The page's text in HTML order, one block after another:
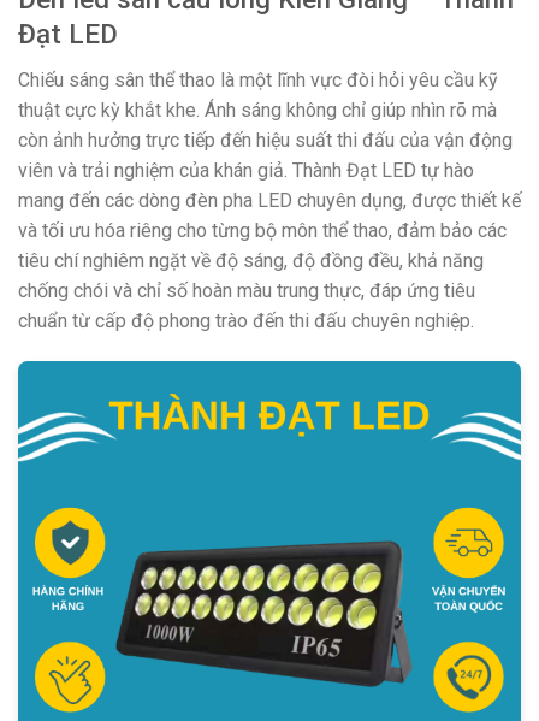
Đạt LED
Chiếu sáng sân thể thao là một lĩnh vực đòi hỏi yêu cầu kỹ
thuật cực kỳ khắt khe. Ánh sáng không chỉ giúp nhìn rõ mà
còn ảnh hưởng trực tiếp đến hiệu suất thi đấu của vận động
viên và trải nghiệm của khán giả. Thành Đạt LED tự hào
mang đến các dòng đèn pha LED chuyên dụng, được thiết kế
và tối ưu hóa riêng cho từng bộ môn thể thao, đảm bảo các
tiêu chí nghiêm ngặt về độ sáng, độ đồng đều, khả năng
chống chói và chỉ số hoàn màu trung thực, đáp ứng tiêu
chuẩn từ cấp độ phong trào đến thi đấu chuyên nghiệp.